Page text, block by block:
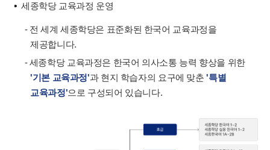
세종학당 교육과정 운영
- 전 세계 세종학당은 표준화된 한국어 교육과정을
제공합니다.
- 세종학당 교육과정은 한국어 의사소통 능력 향상을 위한
'기본 교육과정'과 현지 학습자의 요구에 맞춘'특별
교육과정'으로 구성되어 있습니다.